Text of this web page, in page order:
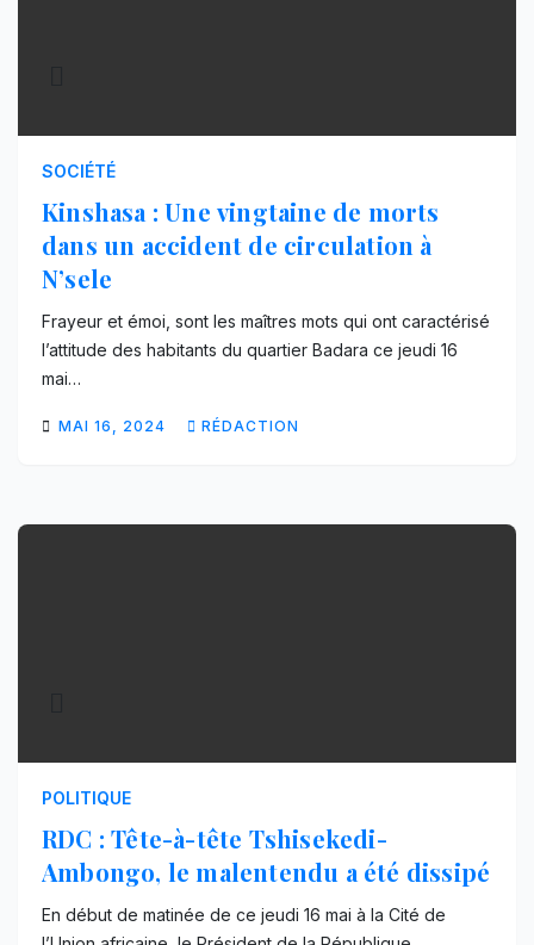
SOCIÉTÉ
Kinshasa : Une vingtaine de morts
dans un accident de circulation à
N’sele
Frayeur et émoi, sont les maîtres mots qui ont caractérisé
l’attitude des habitants du quartier Badara ce jeudi 16
mai…
MAI 16, 2024 RÉDACTION
POLITIQUE
RDC : Tête-à-tête Tshisekedi-
Ambongo, le malentendu a été dissipé
En début de matinée de ce jeudi 16 mai à la Cité de